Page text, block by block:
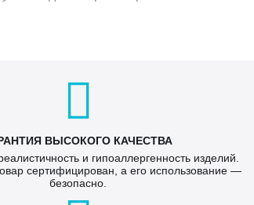
ВЫСОКОГО КАЧЕСТВА
и гипоаллергенность изделий.
сертифицирован, а его использование —
безопасно.